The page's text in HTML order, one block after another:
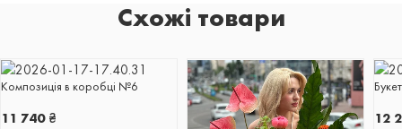
Схожі товари
Композиція в коробці №6
11 740 ₴ 12